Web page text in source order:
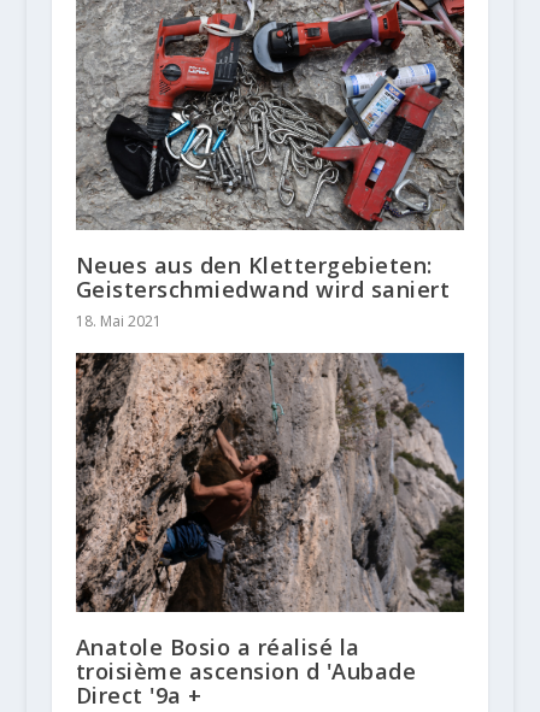
Neues aus den Klettergebieten:
Geisterschmiedwand wird saniert
18. Mai 2021
Anatole Bosio a réalisé la
troisième ascension d 'Aubade
Direct '9a +